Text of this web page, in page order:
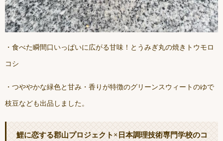
・食べた瞬間口いっぱいに広がる甘味！とうみぎ丸の焼きトウモロ
コシ
・つややかな緑色と甘み・香りが特徴のグリーンスウィートのゆで
枝豆なども出品しました。
鯉に恋する郡山プロジェクト×日本調理技術専門学校のコ